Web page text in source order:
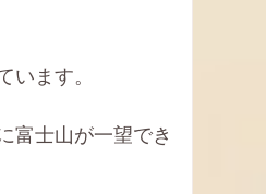
います。
富士山が一望でき